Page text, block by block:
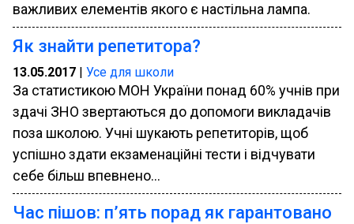
важливих елементів якого є настільна лампа.
Як знайти репетитора?
13.05.2017 | Усе для школи
За статистикою МОН України понад 60% учнів при
здачі ЗНО звертаються до допомоги викладачів
поза школою. Учні шукають репетиторів, щоб
успішно здати екзаменаційні тести і відчувати
себе більш впевнено...
Час пішов: п’ять порад як гарантовано